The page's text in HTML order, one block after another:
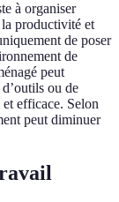
à organiser
productivité et
de poser
de
peut
ou de
efficace. Selon
peut diminuer